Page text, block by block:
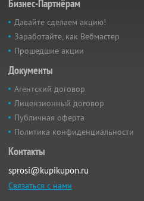
Бизнес-Партнёрам
Давайте сделаем акцию!
Заработайте, как Вебмастер
Прошедшие акции
Документы
Агентский договор
Лицензионный договор
Публичная оферта
Политика конфиденциальности
Контакты
sprosi@kupikupon.ru
Связаться с нами